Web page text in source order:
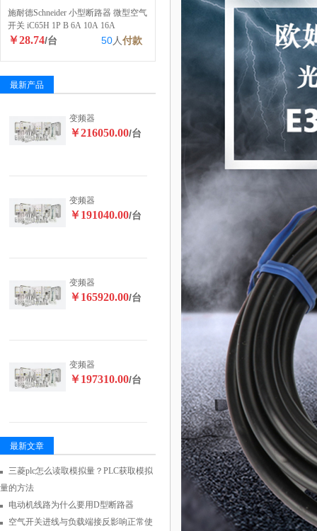
施耐德Schneider 小型断路器 微型空气
开关 iC65H 1P B 6A 10A 16A
￥28.74/台 50人付款
最新产品
变频器
￥216050.00/台
变频器
￥191040.00/台
变频器
￥165920.00/台
变频器
￥197310.00/台
最新文章
三菱plc怎么读取模拟量？PLC获取模拟
量的方法
电动机线路为什么要用D型断路器
空气开关进线与负载端接反影响正常使